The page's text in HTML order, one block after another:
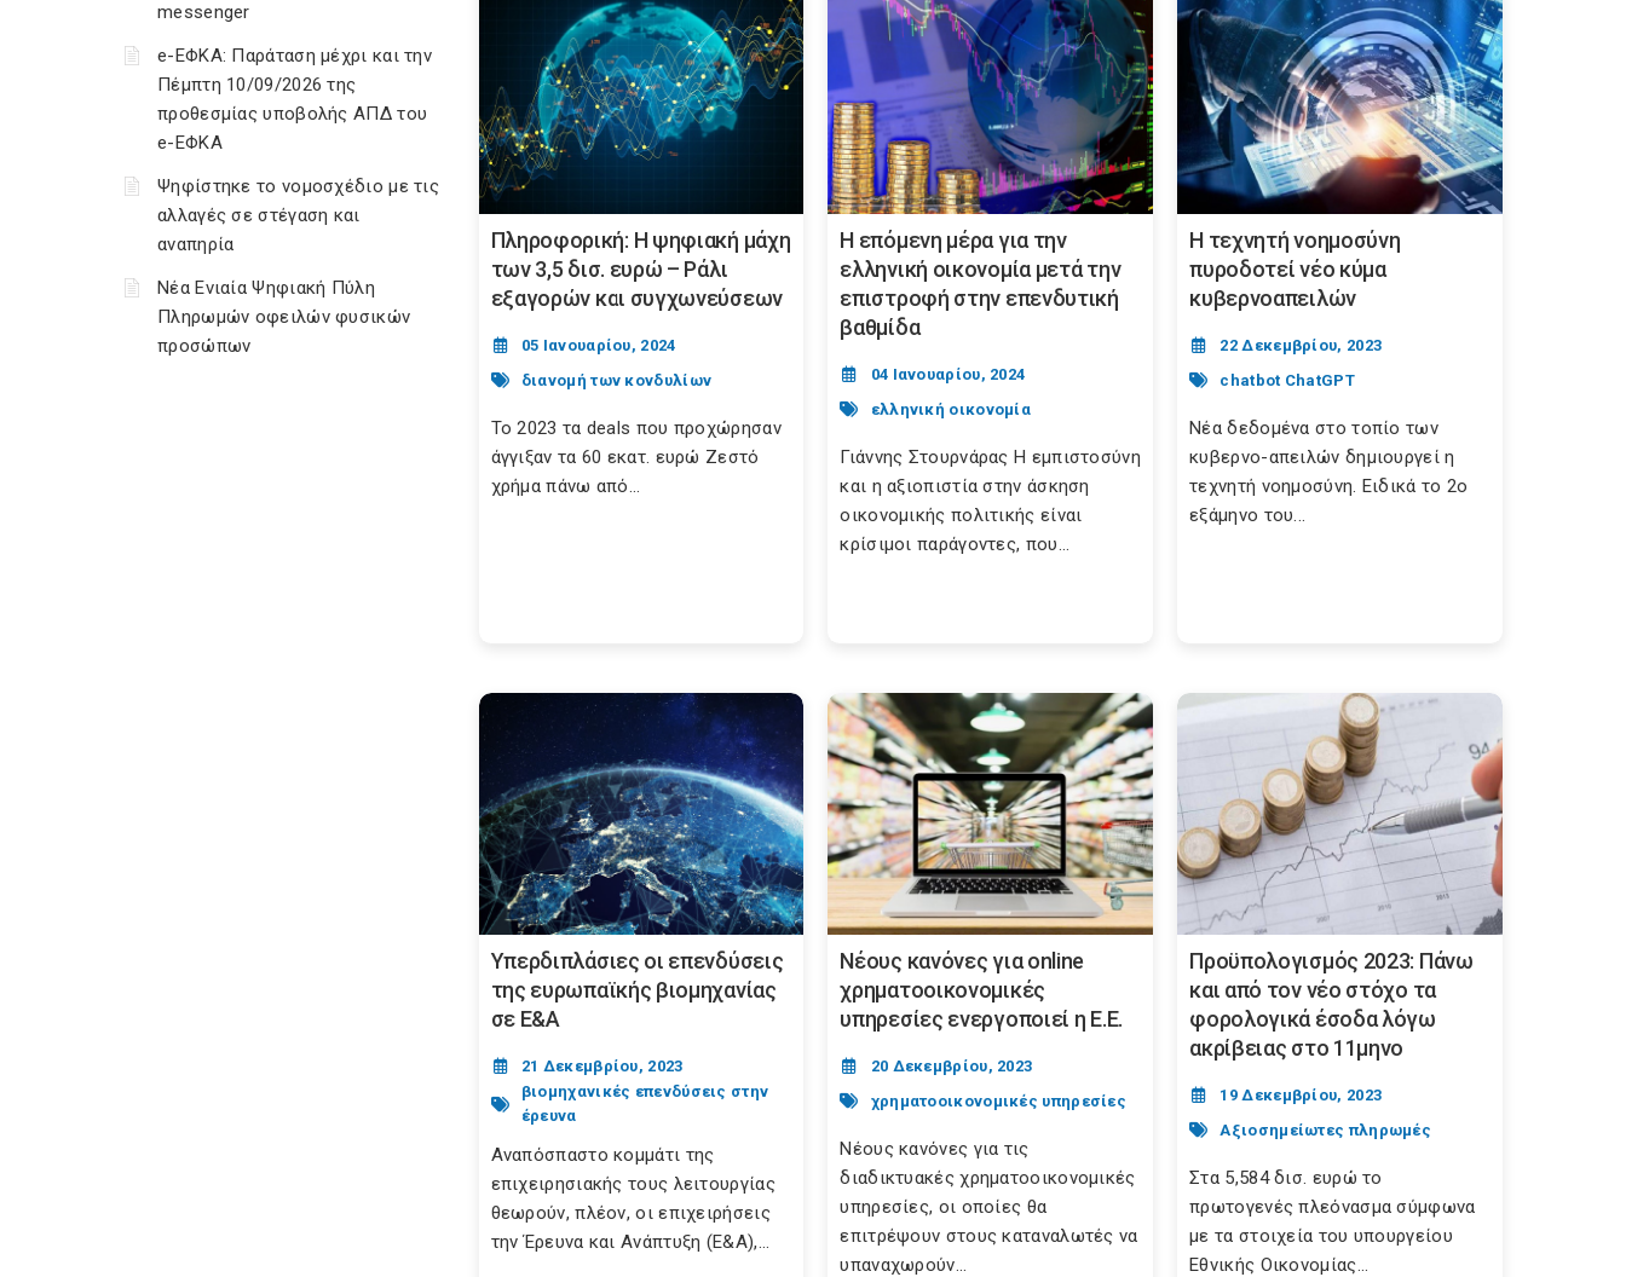
messenger
e-ΕΦΚΑ: Παράταση μέχρι και την
Πέμπτη 10/09/2026 της
προθεσμίας υποβολής ΑΠΔ του
e-ΕΦΚΑ
Ψηφίστηκε το νομοσχέδιο με τις
αλλαγές σε στέγαση και
αναπηρία
Νέα Ενιαία Ψηφιακή Πύλη
Πληρωμών οφειλών φυσικών
προσώπων
Πληροφορική: Η ψηφιακή μάχη
των 3,5 δισ. ευρώ – Ράλι
εξαγορών και συγχωνεύσεων
05 Ιανουαρίου, 2024
διανομή των κονδυλίων
Το 2023 τα deals που προχώρησαν
άγγιξαν τα 60 εκατ. ευρώ Ζεστό
χρήμα πάνω από...
Η επόμενη μέρα για την
ελληνική οικονομία μετά την
επιστροφή στην επενδυτική
βαθμίδα
04 Ιανουαρίου, 2024
ελληνική οικονομία
Γιάννης Στουρνάρας Η εμπιστοσύνη
και η αξιοπιστία στην άσκηση
οικονομικής πολιτικής είναι
κρίσιμοι παράγοντες, που...
Η τεχνητή νοημοσύνη
πυροδοτεί νέο κύμα
κυβερνοαπειλών
22 Δεκεμβρίου, 2023
chatbot ChatGPT
Νέα δεδομένα στο τοπίο των
κυβερνο-απειλών δημιουργεί η
τεχνητή νοημοσύνη. Ειδικά το 2ο
εξάμηνο του...
Υπερδιπλάσιες οι επενδύσεις
της ευρωπαϊκής βιομηχανίας
σε Ε&Α
21 Δεκεμβρίου, 2023
βιομηχανικές επενδύσεις στην
έρευνα
Αναπόσπαστο κομμάτι της
επιχειρησιακής τους λειτουργίας
θεωρούν, πλέον, οι επιχειρήσεις
την Έρευνα και Ανάπτυξη (Ε&Α),...
Νέους κανόνες για online
χρηματοοικονομικές
υπηρεσίες ενεργοποιεί η Ε.Ε.
20 Δεκεμβρίου, 2023
χρηματοοικονομικές υπηρεσίες
Νέους κανόνες για τις
διαδικτυακές χρηματοοικονομικές
υπηρεσίες, οι οποίες θα
επιτρέψουν στους καταναλωτές να
υπαναχωρούν...
Προϋπολογισμός 2023: Πάνω
και από τον νέο στόχο τα
φορολογικά έσοδα λόγω
ακρίβειας στο 11μηνο
19 Δεκεμβρίου, 2023
Αξιοσημείωτες πληρωμές
Στα 5,584 δισ. ευρώ το
πρωτογενές πλεόνασμα σύμφωνα
με τα στοιχεία του υπουργείου
Εθνικής Οικονομίας...